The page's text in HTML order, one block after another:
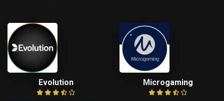
Evolution Microgaming